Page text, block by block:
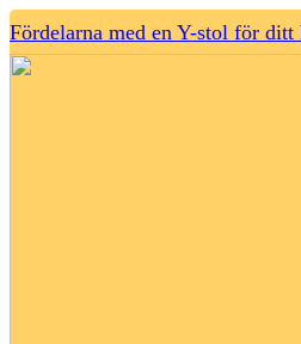
Fördelarna med en Y-stol för ditt